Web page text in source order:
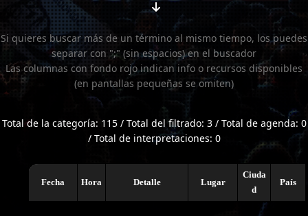
Si quieres buscar más de un término al mismo tiempo, los puedes
separar con ";" (sin espacios) en el buscador
Las columnas con fondo rojo indican info o recursos disponibles
(en pantallas pequeñas se omiten)
Total de la categoría: 115 / Total del filtrado: 3 / Total de agenda: 0
/ Total de interpretaciones: 0
Fecha Hora Detalle Lugar
Ciuda
d
País